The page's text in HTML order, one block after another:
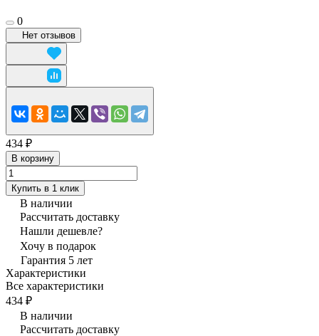
0
Нет отзывов
434 ₽
В корзину
Купить в 1 клик
В наличии
Рассчитать доставку
Нашли дешевле?
Хочу в подарок
Гарантия 5 лет
Характеристики
Все характеристики
434 ₽
В наличии
Рассчитать доставку